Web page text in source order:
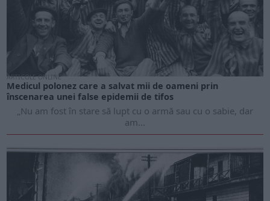
ARTICOLE ONLINE
Medicul polonez care a salvat mii de oameni prin
înscenarea unei false epidemii de tifos
„Nu am fost în stare să lupt cu o armă sau cu o sabie, dar
am...